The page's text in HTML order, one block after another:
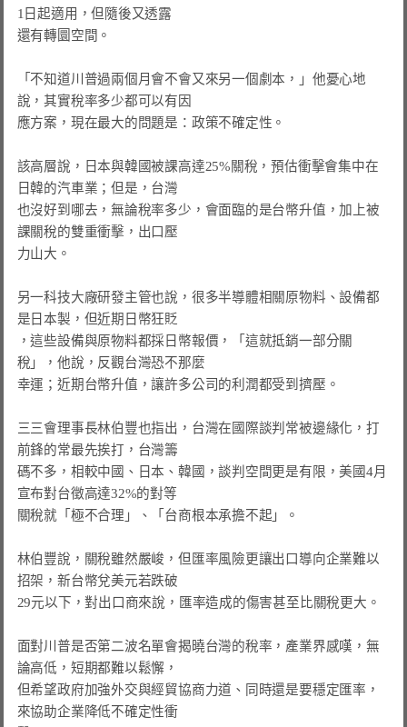
1日起適用，但隨後又透露
還有轉圜空間。
「不知道川普過兩個月會不會又來另一個劇本，」他憂心地
說，其實稅率多少都可以有因
應方案，現在最大的問題是：政策不確定性。
該高層說，日本與韓國被課高達25%關稅，預估衝擊會集中在
日韓的汽車業；但是，台灣
也沒好到哪去，無論稅率多少，會面臨的是台幣升值，加上被
課關稅的雙重衝擊，出口壓
力山大。
另一科技大廠研發主管也說，很多半導體相關原物料、設備都
是日本製，但近期日幣狂貶
，這些設備與原物料都採日幣報價，「這就抵銷一部分關
稅」，他說，反觀台灣恐不那麼
幸運；近期台幣升值，讓許多公司的利潤都受到擠壓。
三三會理事長林伯豐也指出，台灣在國際談判常被邊緣化，打
前鋒的常最先挨打，台灣籌
碼不多，相較中國、日本、韓國，談判空間更是有限，美國4月
宣布對台徵高達32%的對等
關稅就「極不合理」、「台商根本承擔不起」。
林伯豐說，關稅雖然嚴峻，但匯率風險更讓出口導向企業難以
招架，新台幣兌美元若跌破
29元以下，對出口商來說，匯率造成的傷害甚至比關稅更大。
面對川普是否第二波名單會揭曉台灣的稅率，產業界感嘆，無
論高低，短期都難以鬆懈，
但希望政府加強外交與經貿協商力道、同時還是要穩定匯率，
來協助企業降低不確定性衝